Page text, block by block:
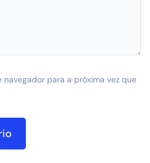
navegador para a próxima vez que